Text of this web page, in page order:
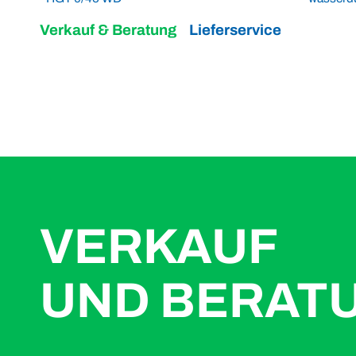
Verkauf & Beratung Lieferservice
VERKAUF
UND